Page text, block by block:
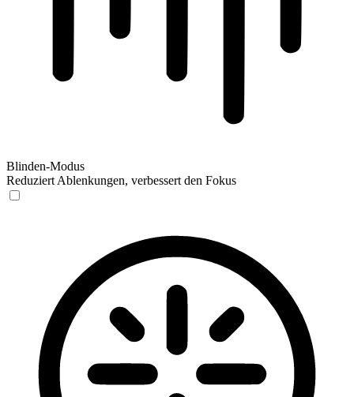
Blinden-Modus
Reduziert Ablenkungen, verbessert den Fokus